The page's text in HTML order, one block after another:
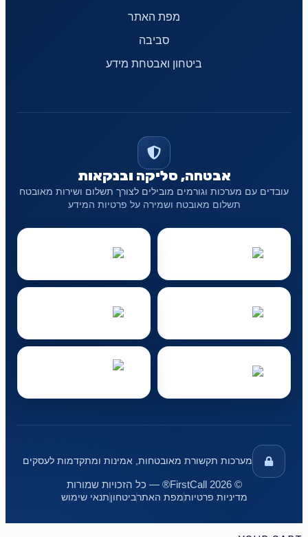
מפת האתר
סביבה
ביטחון ואבטחת מידע
אבטחה, סליקה ובנקאות
עובדים עם מערכות וגורמים מובילים לצורך תשלום ושירות מאובטח
תשלום מאובטח ושמירה על פרטיות המידע
מערכות תקשורת מאובטחות, אמינות ומתקדמות לעסקים
© 2026 FirstCall® — כל הזכויות שמורות
מדיניות פרטיותמפת האתרביטחוןתנאי שימוש